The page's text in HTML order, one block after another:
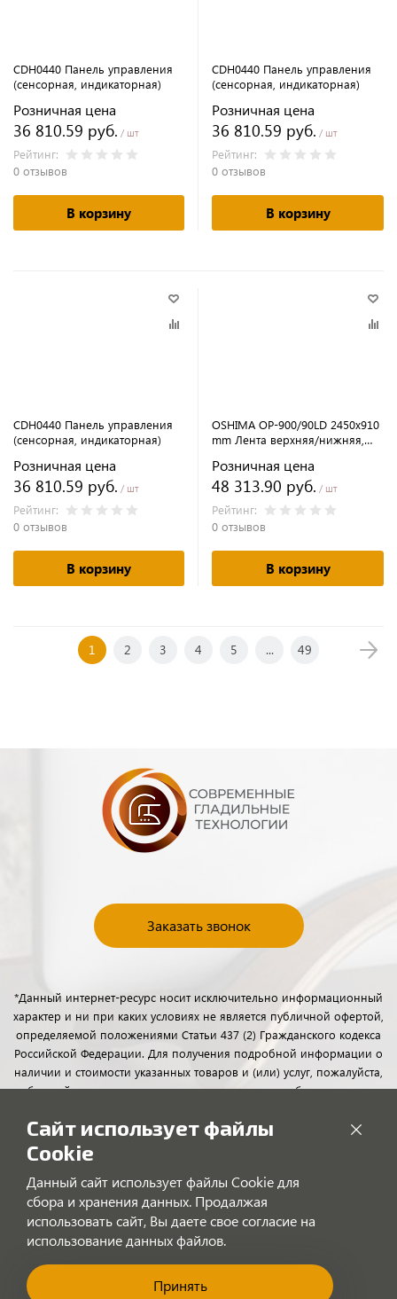
CDH0440 Панель управления
(сенсорная, индикаторная)
Розничная цена
36 810.59 руб. / шт
Рейтинг:
0 отзывов
В корзину
CDH0440 Панель управления
(сенсорная, индикаторная)
Розничная цена
36 810.59 руб. / шт
Рейтинг:
0 отзывов
В корзину
CDH0440 Панель управления
(сенсорная, индикаторная)
Розничная цена
36 810.59 руб. / шт
Рейтинг:
0 отзывов
В корзину
OSHIMA OP-900/90LD 2450х910
mm Лента верхняя/нижняя,
(JP2001/JP2001-1) (original)
Розничная цена
48 313.90 руб. / шт
Рейтинг:
0 отзывов
В корзину
1 2 3 4 5 ... 49
Заказать звонок
*Данный интернет-ресурс носит исключительно информационный
характер и ни при каких условиях не является публичной офертой,
определяемой положениями Статьи 437 (2) Гражданского кодекса
Российской Федерации. Для получения подробной информации о
наличии и стоимости указанных товаров и (или) услуг, пожалуйста,
обращайтесь к менеджерам отдела клиентского обслуживания с
"Позвоните нам!"
Сайт использует файлы
Cookie
Данный сайт использует файлы Cookie для
сбора и хранения данных. Продалжая
использовать сайт, Вы даете свое согласие на
использование данных файлов.
Принять